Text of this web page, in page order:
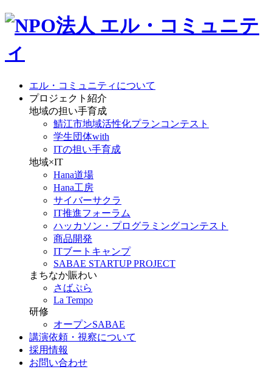
エル・コミュニティについて
プロジェクト紹介
地域の担い手育成
鯖江市地域活性化プランコンテスト
学生団体with
ITの担い手育成
地域×IT
Hana道場
Hana工房
サイバーサクラ
IT推進フォーラム
ハッカソン・プログラミングコンテスト
商品開発
ITブートキャンプ
SABAE STARTUP PROJECT
まちなか賑わい
さばぷら
La Tempo
研修
オープンSABAE
講演依頼・視察について
採用情報
お問い合わせ